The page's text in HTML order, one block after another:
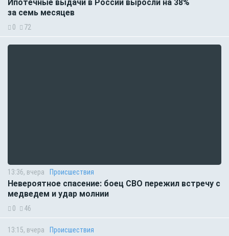
Ипотечные выдачи в России выросли на 38%
за семь месяцев
0 72
13:36, вчера Происшествия
Невероятное спасение: боец СВО пережил встречу с
медведем и удар молнии
0 46
13:15, вчера Происшествия